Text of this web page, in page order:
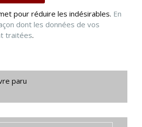
pour réduire les indésirables. En
dont les données de vos
traitées.
paru